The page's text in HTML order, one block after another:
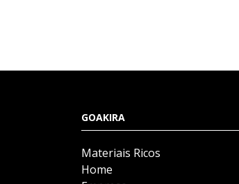
GOAKIRA
Materiais Ricos
Home